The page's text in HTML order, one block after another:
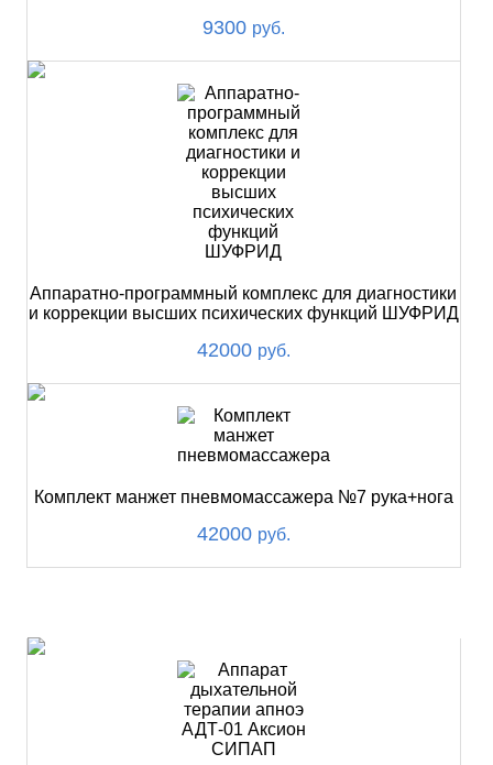
9300 руб.
Аппаратно-программный комплекс для диагностики
и коррекции высших психических функций ШУФРИД
42000 руб.
Комплект манжет пневмомассажера №7 рука+нога
42000 руб.